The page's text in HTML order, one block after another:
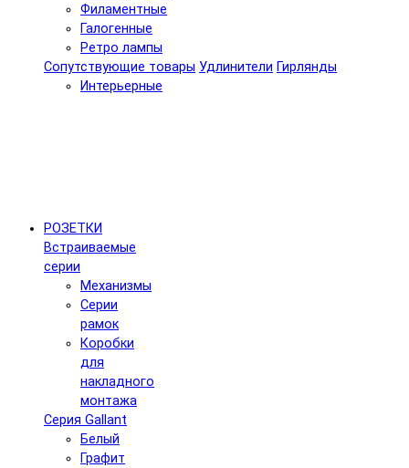
Филаментные
Галогенные
Ретро лампы
Сопутствующие товары Удлинители Гирлянды
Интерьерные
РОЗЕТКИ
Встраиваемые
серии
Механизмы
Серии
рамок
Коробки
для
накладного
монтажа
Серия Gallant
Белый
Графит